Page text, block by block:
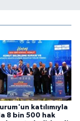
katılımıyla
8 bin 500 hak